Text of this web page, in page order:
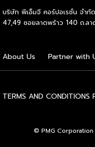
กิจกรรมแรกเป็นการอบร
ไชส์ (DBD Franchise
คุณวุฒิจากภาครัฐ ภาคเอ
เพาะความรู้เชิงปฏิบัติการ
บริษัท พีเอ็มจี คอร์ปอเรชั่น จำกัด
47,49 ซอยลาดพร้าว 140 ถ.ล
About Us Partner with
TERMS AND CONDITIONS
© PMG Corporation